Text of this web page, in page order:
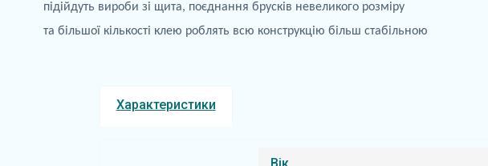
підійдуть вироби зі щита, поєднання брусків невеликого розміру
та більшої кількості клею роблять всю конструкцію більш стабільною
Характеристики